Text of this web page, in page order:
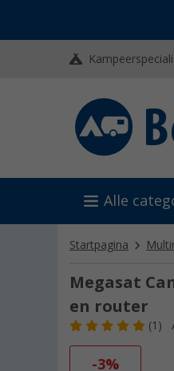
Alle
Startpagina
Megasat
en router
(1)
-3%